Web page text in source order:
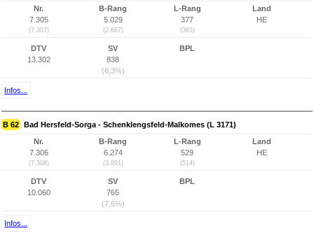
Nr.
7.305
(7.307)
B-Rang
5.029
(2.667)
L-Rang
377
(365)
Land
HE
DTV
13.302
SV
838
(6,3%)
BPL
Infos...
B 62 Bad Hersfeld-Sorga - Schenklengsfeld-Malkomes (L 3171)
Nr.
7.306
(7.308)
B-Rang
6.274
(3.891)
L-Rang
529
(514)
Land
HE
DTV
10.060
SV
765
(7,6%)
BPL
Infos...